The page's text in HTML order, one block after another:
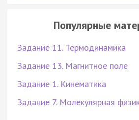
Популярные
Задание 11. Термодинамика
Задание 13. Магнитное поле
Задание 1. Кинематика
Задание 7. Молекулярная